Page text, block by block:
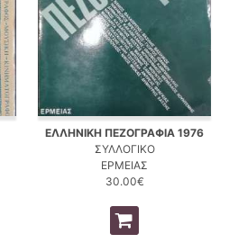
ΕΛΛΗΝΙΚΗ ΠΕΖΟΓΡΑΦΙΑ 1976
ΣΥΛΛΟΓΙΚΟ
ΕΡΜΕΙΑΣ
30.00€